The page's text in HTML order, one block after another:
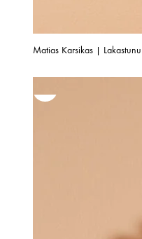
Matias Karsikas |